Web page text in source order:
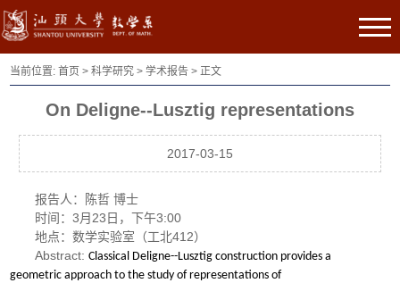
当前位置:首页 >科学研究 >学术报告 > 正文
On Deligne--Lusztig representations
2017-03-15
报告人：陈哲 博士
时间：3月23日，下午3:00
地点：数学实验室（工北412）
Abstract:Classical Deligne--Lusztig construction provides a
geometric approachto the study of representations of